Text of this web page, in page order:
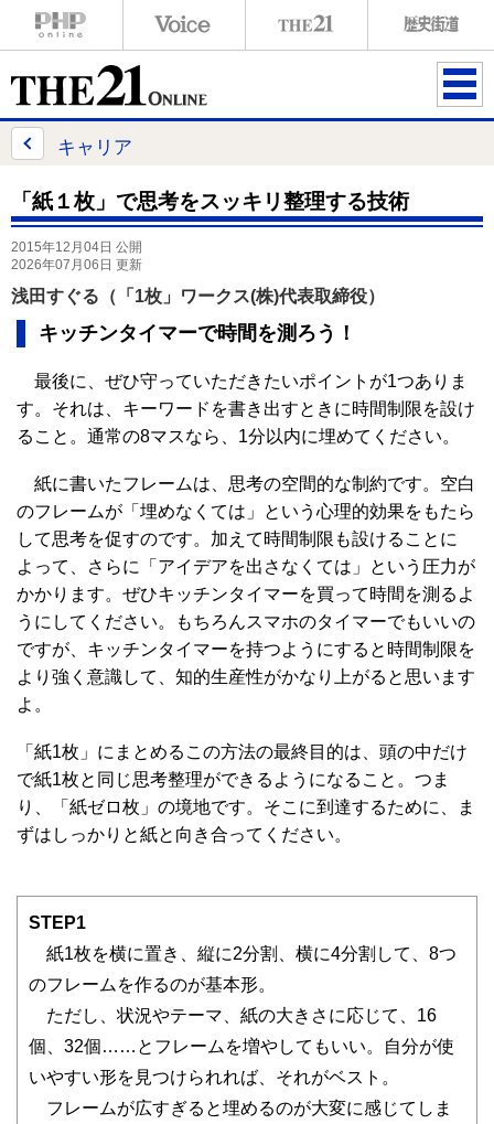
ME
キャリア
「紙１枚」で思考をスッキリ整理する技術
2015年12月04日 公開
2026年07月06日 更新
浅田すぐる（「1枚」ワークス(株)代表取締役）
キッチンタイマーで時間を測ろう！
最後に、ぜひ守っていただきたいポイントが1つありま
す。それは、キーワードを書き出すときに時間制限を設け
ること。通常の8マスなら、1分以内に埋めてください。
紙に書いたフレームは、思考の空間的な制約です。空白
のフレームが「埋めなくては」という心理的効果をもたら
して思考を促すのです。加えて時間制限も設けることに
よって、さらに「アイデアを出さなくては」という圧力が
かかります。ぜひキッチンタイマーを買って時間を測るよ
うにしてください。もちろんスマホのタイマーでもいいの
ですが、キッチンタイマーを持つようにすると時間制限を
より強く意識して、知的生産性がかなり上がると思います
よ。
「紙1枚」にまとめるこの方法の最終目的は、頭の中だけ
で紙1枚と同じ思考整理ができるようになること。つま
り、「紙ゼロ枚」の境地です。そこに到達するために、ま
ずはしっかりと紙と向き合ってください。
STEP1
紙1枚を横に置き、縦に2分割、横に4分割して、8つ
のフレームを作るのが基本形。
ただし、状況やテーマ、紙の大きさに応じて、16
個、32個……とフレームを増やしてもいい。自分が使
いやすい形を見つけられれば、それがベスト。
フレームが広すぎると埋めるのが大変に感じてしま